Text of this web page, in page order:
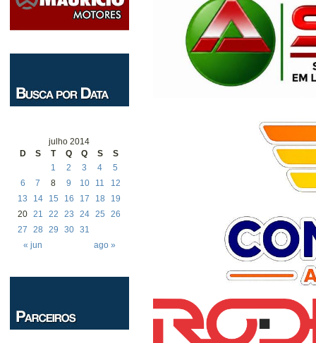
julho 2014
D
S T Q Q S S
« jun ago »
1 2 3 4
5
6
7 8 9 10 11
12
13
14 15 16 17 18
19
20 21 22 23 24 25
26
27
28 29 30 31